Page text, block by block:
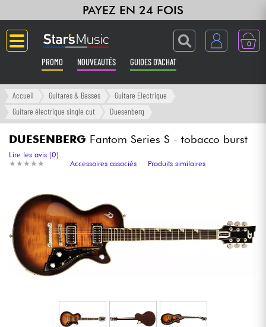
PAYEZ EN 24 FOIS
0
PROMO NOUVEAUTÉS GUIDES D'ACHAT
Langue
Amplis & Effets
Synthés & Sampleurs
Home Studio
Casques
Micros & HF
Accueil Guitares & Basses
Guitare Electrique
Guitare électrique single cut
Duesenberg
DUESENBERG Fantom Series S - tobacco burst
★ ★ ★ ★ ★
★ ★ ★ ★ ★
Lire les avis (0)
Accessoires associés
Produits similaires